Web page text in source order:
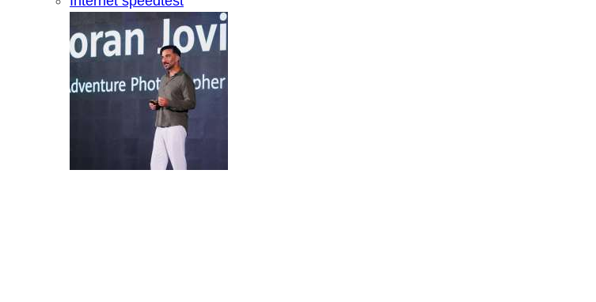
Microsoft predstavio Project Perception, AI platformu za kibernetičku